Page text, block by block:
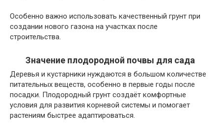
Особенно важно использовать качественный грунт при
создании нового газона на участках после
строительства.
Значение плодородной почвы для сада
Деревья и кустарники нуждаются в большом количестве
питательных веществ, особенно в первые годы после
посадки. Плодородный грунт создаёт комфортные
условия для развития корневой системы и помогает
растениям быстрее адаптироваться.